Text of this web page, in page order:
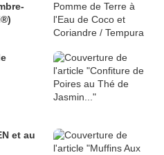
et au